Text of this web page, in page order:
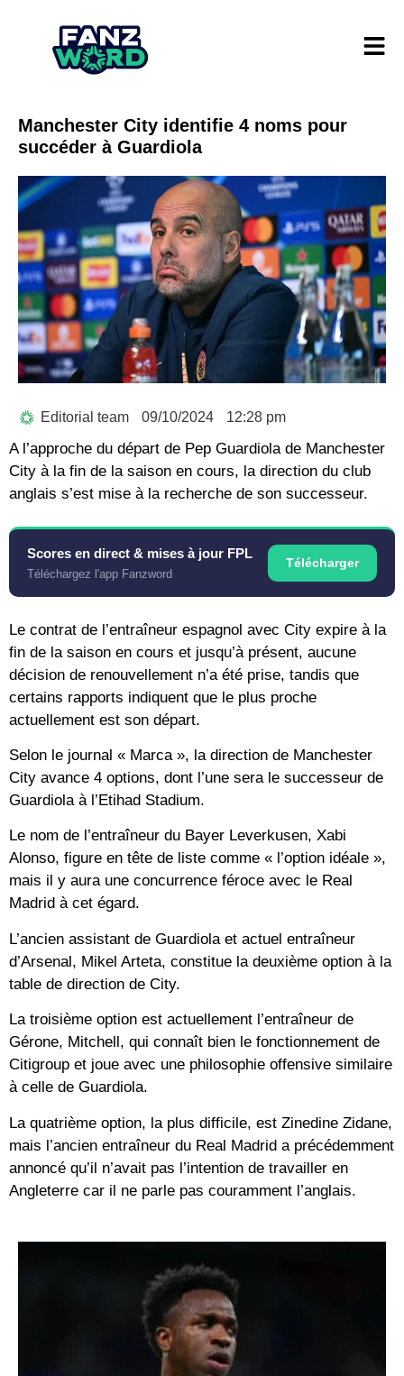
Manchester City identifie 4 noms pour
succéder à Guardiola
Editorial team 09/10/2024 12:28 pm
A l’approche du départ de Pep Guardiola de Manchester
City à la fin de la saison en cours, la direction du club
anglais s’est mise à la recherche de son successeur.
Scores en direct & mises à jour FPL
Téléchargez l'app Fanzword
Télécharger
Le contrat de l’entraîneur espagnol avec City expire à la
fin de la saison en cours et jusqu’à présent, aucune
décision de renouvellement n’a été prise, tandis que
certains rapports indiquent que le plus proche
actuellement est son départ.
Selon le journal « Marca », la direction de Manchester
City avance 4 options, dont l’une sera le successeur de
Guardiola à l’Etihad Stadium.
Le nom de l’entraîneur du Bayer Leverkusen, Xabi
Alonso, figure en tête de liste comme « l’option idéale »,
mais il y aura une concurrence féroce avec le Real
Madrid à cet égard.
L’ancien assistant de Guardiola et actuel entraîneur
d’Arsenal, Mikel Arteta, constitue la deuxième option à la
table de direction de City.
La troisième option est actuellement l’entraîneur de
Gérone, Mitchell, qui connaît bien le fonctionnement de
Citigroup et joue avec une philosophie offensive similaire
à celle de Guardiola.
La quatrième option, la plus difficile, est Zinedine Zidane,
mais l’ancien entraîneur du Real Madrid a précédemment
annoncé qu’il n’avait pas l’intention de travailler en
Angleterre car il ne parle pas couramment l’anglais.